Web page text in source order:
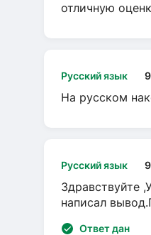
отличную
Русский язык
На русском
Русский язык
Здравствуйте
написал
Ответ дан